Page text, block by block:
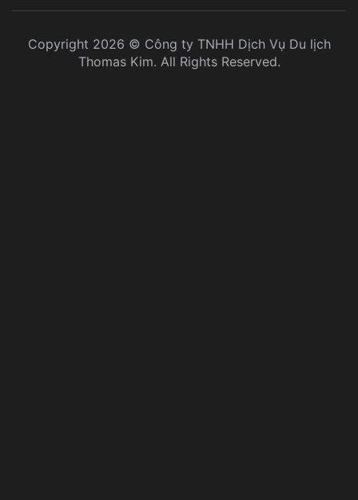
Copyright 2026 © Công ty TNHH Dịch Vụ Du lịch
Thomas Kim. All Rights Reserved.